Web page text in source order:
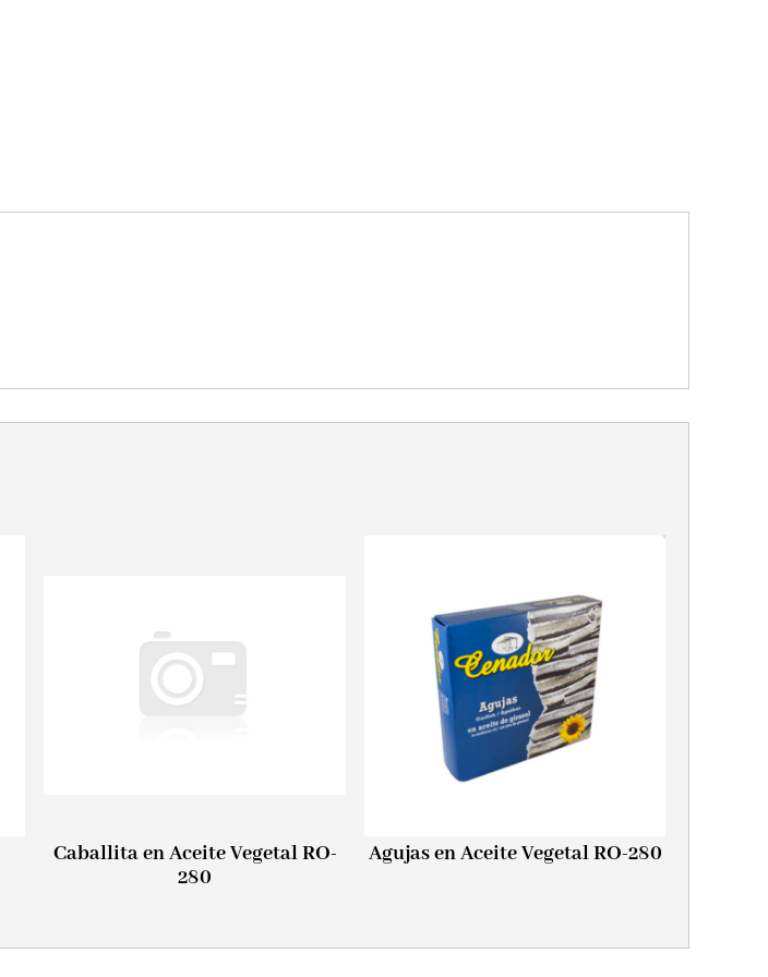
Caballita en Aceite Vegetal RO-
280
Agujas en Aceite Vegetal RO-280